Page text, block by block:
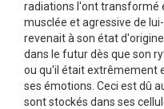
radiations l'ont transformé
musclée et agressive de
revenait à son état
dans le futur dès que son
ou qu'il était extrêmement
ses émotions. Ceci est dû
sont stockés dans ses